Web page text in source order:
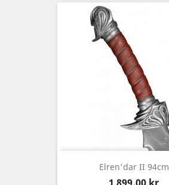
Elren'dar II 94cm
Pris